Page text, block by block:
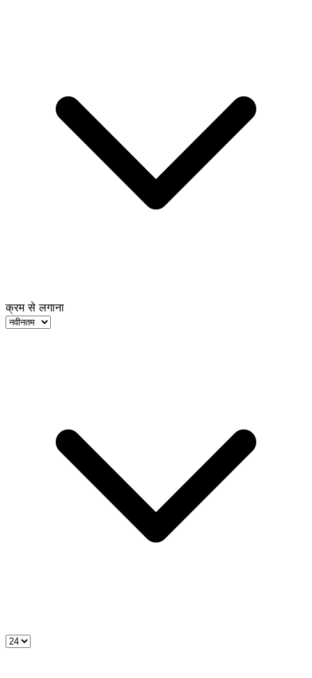
क्रम से लगाना